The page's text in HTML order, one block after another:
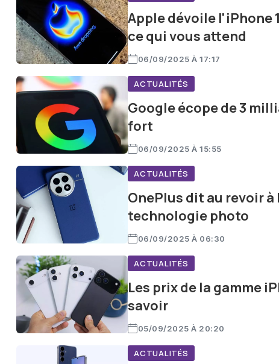
Apple dévoile l'iPhone
ce qui vous attend
06/09/2025 À 17:17
ACTUALITÉS
Google écope de 3
fort
06/09/2025 À 15:55
ACTUALITÉS
OnePlus dit au revoir
technologie photo
06/09/2025 À 06:30
ACTUALITÉS
Les prix de la gamme
savoir
05/09/2025 À 20:20
ACTUALITÉS